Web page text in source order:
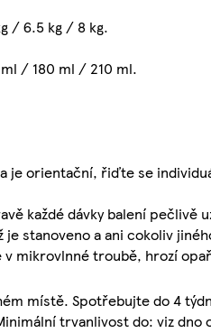
/ 6.5 kg / 8 kg.
/ 180 ml / 210 ml.
je orientační, řiďte se
každé dávky balení pečlivě
stanoveno a ani cokoliv
mikrovlnné troubě, hrozí
místě. Spotřebujte do 4
trvanlivost do: viz dno